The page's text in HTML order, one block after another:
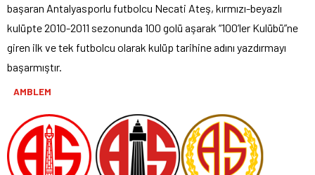
başaran Antalyasporlu futbolcu Necati Ateş, kırmızı-beyazlı
kulüpte 2010-2011 sezonunda 100 golü aşarak “100’ler Kulübü”ne
giren ilk ve tek futbolcu olarak kulüp tarihine adını yazdırmayı
başarmıştır.
AMBLEM